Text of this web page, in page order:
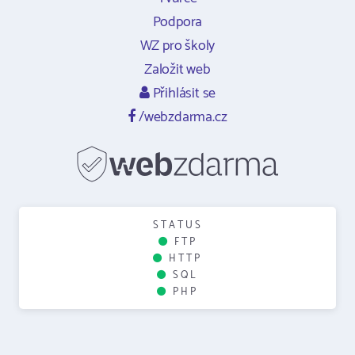
Podpora
WZ pro školy
Založit web
Přihlásit se
/webzdarma.cz
STATUS
FTP
HTTP
SQL
PHP